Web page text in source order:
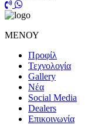
ΜΕΝΟΥ
Προφίλ
Τεχνολογία
Gallery
Νέα
Social Media
Dealers
Επικοινωνία